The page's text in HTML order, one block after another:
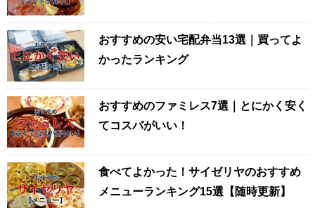
おすすめの安い宅配弁当13選｜買ってよ
かったランキング
おすすめのファミレス7選｜とにかく安く
てコスパがいい！
食べてよかった！サイゼリヤのおすすめ
メニューランキング15選【随時更新】